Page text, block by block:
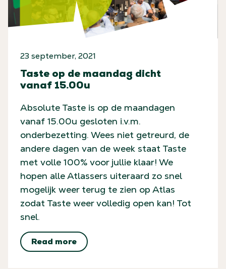
23 september, 2021
Taste op de maandag dicht
vanaf 15.00u
Absolute Taste is op de maandagen
vanaf 15.00u gesloten i.v.m.
onderbezetting. Wees niet getreurd, de
andere dagen van de week staat Taste
met volle 100% voor jullie klaar! We
hopen alle Atlassers uiteraard zo snel
mogelijk weer terug te zien op Atlas
zodat Taste weer volledig open kan! Tot
snel.
Read more